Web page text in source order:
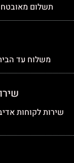
תשלום מאובטח
משלוח עד
שירות לקוחות